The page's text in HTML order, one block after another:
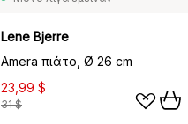
Lene Bjerre
Amera πιάτο, Ø 26 cm
23,99 $
31 $